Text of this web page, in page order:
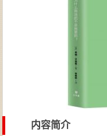
内容简介